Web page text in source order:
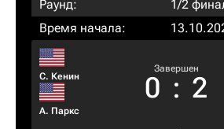
Раунд:
1/2
Время начала:
С. Кенин
А. Паркс
Завершен
0 : 2